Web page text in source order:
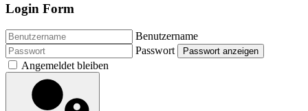
Login Form
Benutzername
Passwort
Passwort anzeigen
Angemeldet bleiben